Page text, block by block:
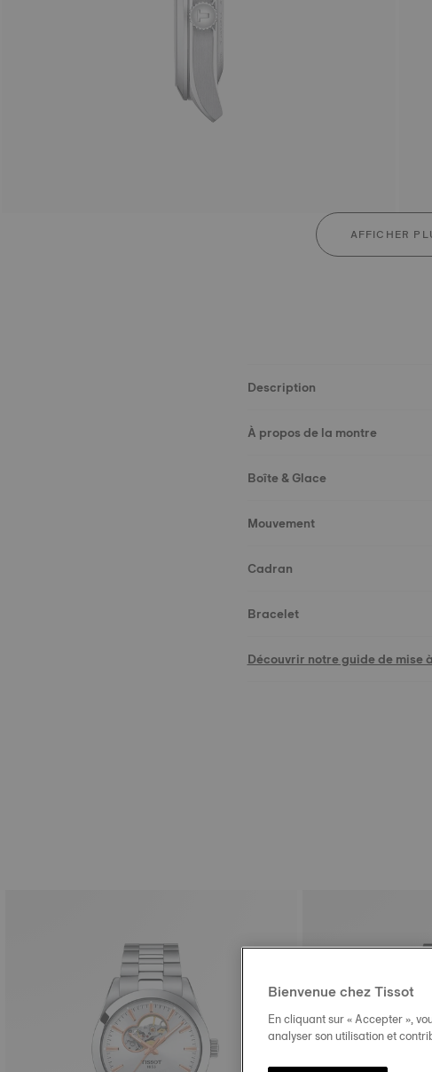
AFFICHER
Description
À propos de la montre
Boîte & Glace
Mouvement
Cadran
Bracelet
Découvrir notre guide de mise
Bienvenue chez Tissot
En cliquant sur « Accepter »,
analyser son utilisation et